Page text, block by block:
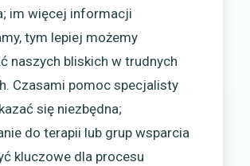
im więcej informacji
tym lepiej możemy
naszych bliskich w trudnych
Czasami pomoc specjalisty
się niezbędna;
do terapii lub grup wsparcia
kluczowe dla procesu